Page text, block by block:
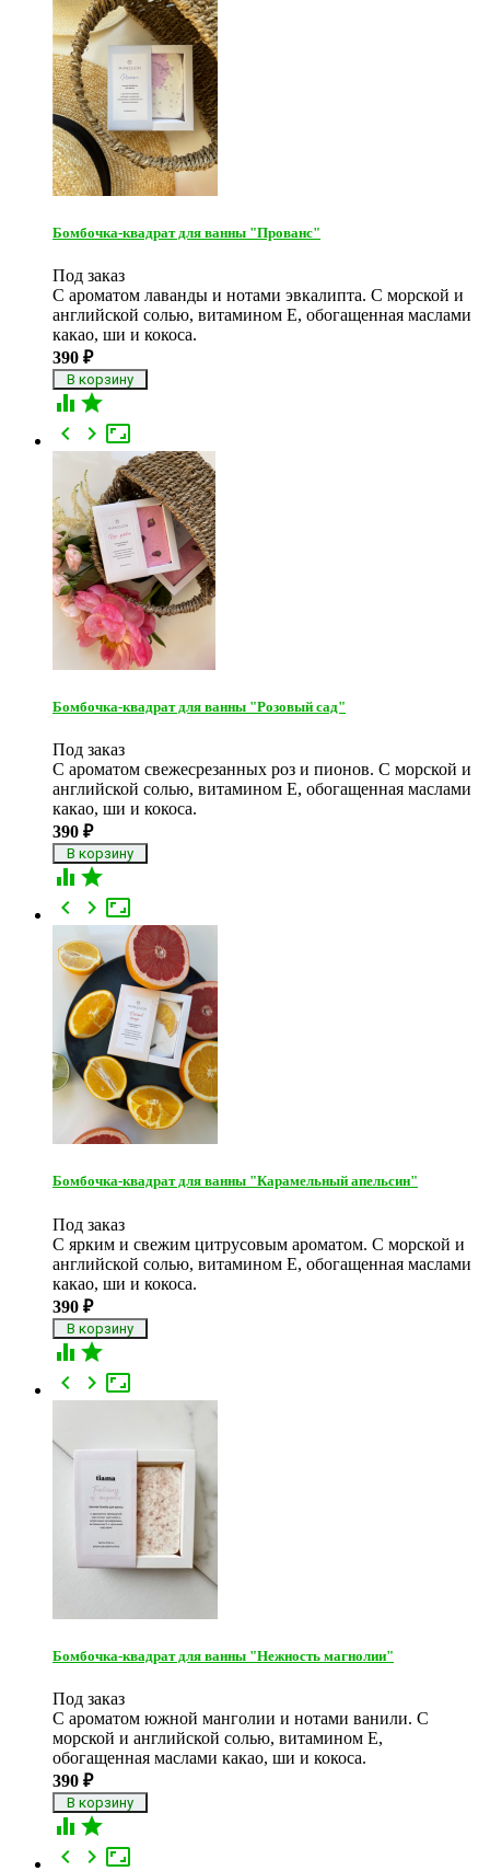
Бомбочка-квадрат для ванны "Прованс"
Под заказ
С ароматом лаванды и нотами эвкалипта. С морской и
английской солью, витамином Е, обогащенная маслами
какао, ши и кокоса.
390 ₽
 

 
Бомбочка-квадрат для ванны "Розовый сад"
Под заказ
С ароматом свежесрезанных роз и пионов. С морской и
английской солью, витамином Е, обогащенная маслами
какао, ши и кокоса.
390 ₽
 

 
Бомбочка-квадрат для ванны "Карамельный апельсин"
Под заказ
С ярким и свежим цитрусовым ароматом. С морской и
английской солью, витамином Е, обогащенная маслами
какао, ши и кокоса.
390 ₽
 

 
Бомбочка-квадрат для ванны "Нежность магнолии"
Под заказ
С ароматом южной манголии и нотами ванили. С
морской и английской солью, витамином Е,
обогащенная маслами какао, ши и кокоса.
390 ₽
 

 